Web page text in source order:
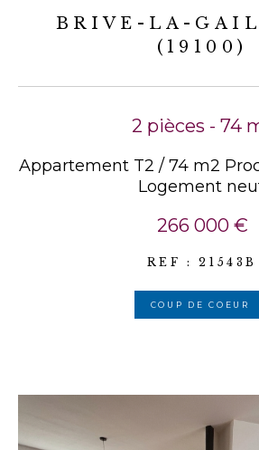
BRIVE-LA-
(19100)
2 pièces - 74
Appartement T2 / 74 m2
Logement
266 000 €
REF : 21543B
COUP DE COEUR